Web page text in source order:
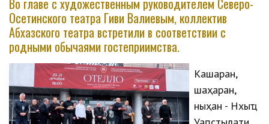
Во главе с художественным руководителем Северо-
Осетинского театра Гиви Валиевым, коллектив
Абхазского театра встретили в соответствии с
родными обычаями гостеприимства.
Кәашаран,
шәаҳәаран,
ныҳәан - Нхыҵ